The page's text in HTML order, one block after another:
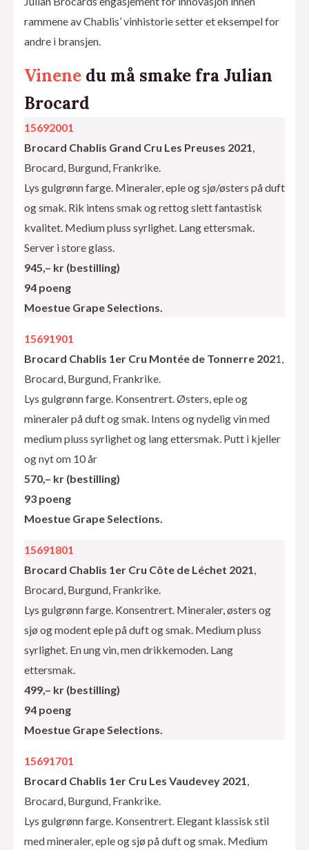
rammene av Chablis’ vinhistorie setter et eksempel for
andre i bransjen.
Vinene du må smake fra Julian
Brocard
15692001
Brocard Chablis Grand Cru Les Preuses 2021
Brocard, Burgund, Frankrike.
Lys gulgrønn farge. Mineraler, eple og sjø/østers på duft
og smak. Rik intens smak og rettog slett fantastisk
kvalitet. Medium pluss syrlighet. Lang ettersmak.
Server i store glass.
945,– kr (bestilling)
94 poeng
Moestue Grape Selections.
15691901
Brocard Chablis 1er Cru Montée de Tonnerre 2021,
Brocard, Burgund, Frankrike.
Lys gulgrønn farge. Konsentrert. Østers, eple og
mineraler på duft og smak. Intens og nydelig vin med
medium pluss syrlighet og lang ettersmak. Putt i kjeller
og nyt om 10 år
570,– kr (bestilling)
93 poeng
Moestue Grape Selections.
15691801
Brocard Chablis 1er Cru Côte de Léchet 2021
Brocard, Burgund, Frankrike.
Lys gulgrønn farge. Konsentrert. Mineraler, østers og
sjø og modent eple på duft og smak. Medium pluss
syrlighet. En ung vin, men drikkemoden. Lang
ettersmak.
499,– kr (bestilling)
94 poeng
Moestue Grape Selections.
15691701
Brocard Chablis 1er Cru Les Vaudevey 2021
Brocard, Burgund, Frankrike.
Lys gulgrønn farge. Konsentrert. Elegant klassisk stil
med mineraler, eple og sjø på duft og smak. Medium